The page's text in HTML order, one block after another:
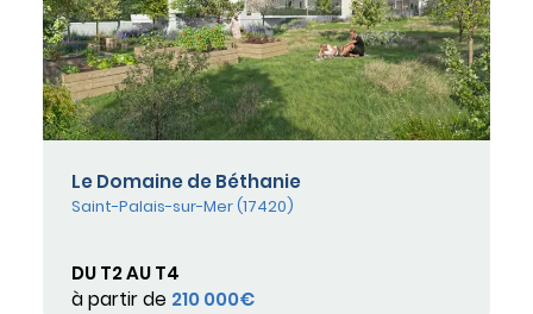
Le Domaine de Béthanie
Saint-Palais-sur-Mer (17420)
DU T2 AU T4
à partir de 210 000€